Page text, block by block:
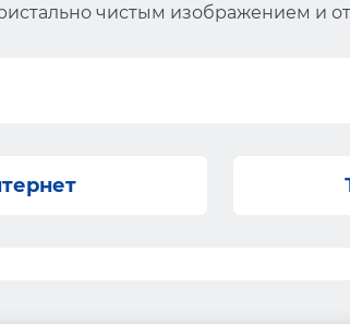
чистым изображением и